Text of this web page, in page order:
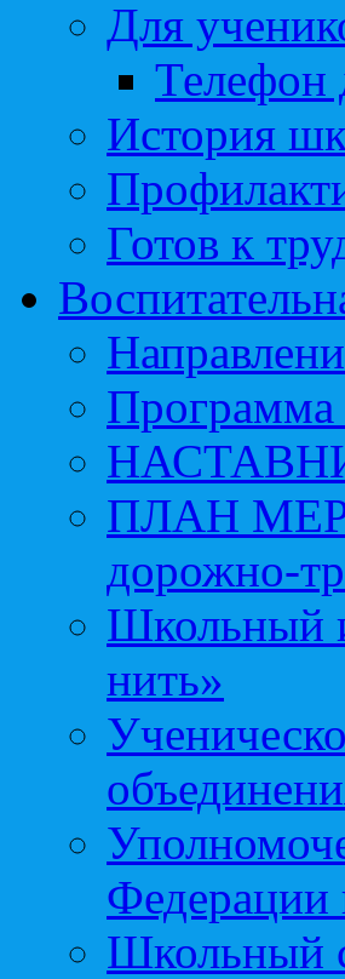
Для
Телефон
История
Готов к
Программа
ПЛАН
дорожно-
Школьный
нить»
Федерации
Школьный